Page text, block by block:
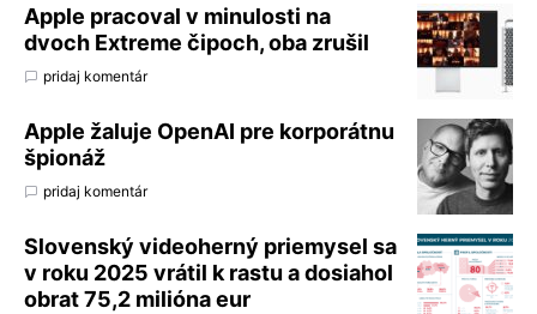
Apple pracoval v minulosti na
dvoch Extreme čipoch, oba zrušil
pridaj komentár
Apple žaluje OpenAI pre korporátnu
špionáž
pridaj komentár
Slovenský videoherný priemysel sa
v roku 2025 vrátil k rastu a dosiahol
obrat 75,2 milióna eur